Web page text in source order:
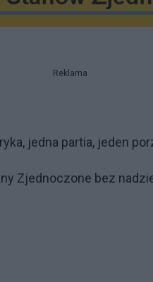
Reklama
jedna partia, jeden
Zjednoczone bez